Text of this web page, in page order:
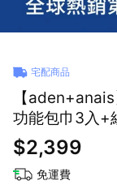
宅配商品
【
功能包巾3入+
品 特惠組✨新
$2,399
免運費